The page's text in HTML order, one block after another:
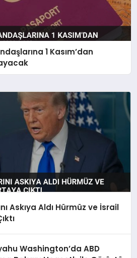
1 Kasım’dan
Askıya Aldı Hürmüz ve İsrail
Washington’da ABD